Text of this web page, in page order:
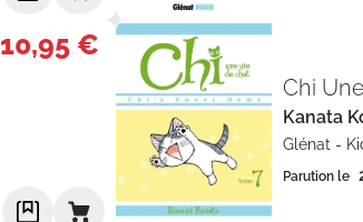
10,95 €
Chi
Kanata
Glénat -
Parution le